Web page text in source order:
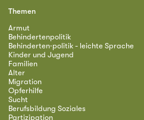
Themen
Armut
Behindertenpolitik
Behinderten·politik - leichte Sprache
Kinder und Jugend
Familien
Alter
Migration
Opferhilfe
Sucht
Berufsbildung Soziales
Partizipation